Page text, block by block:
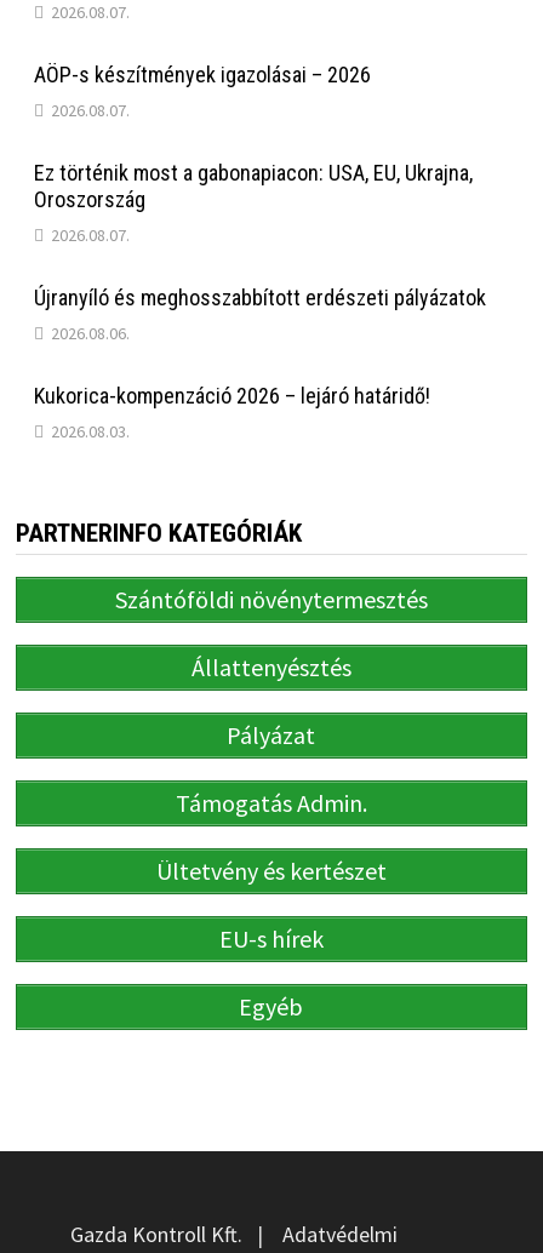
2026.08.07.
AÖP-s készítmények igazolásai – 2026
2026.08.07.
Ez történik most a gabonapiacon: USA, EU, Ukrajna,
Oroszország
2026.08.07.
Újranyíló és meghosszabbított erdészeti pályázatok
2026.08.06.
Kukorica-kompenzáció 2026 – lejáró határidő!
2026.08.03.
PARTNERINFO KATEGÓRIÁK
Szántóföldi növénytermesztés
Állattenyésztés
Pályázat
Támogatás Admin.
Ültetvény és kertészet
EU-s hírek
Egyéb
Gazda Kontroll Kft. | Adatvédelmi